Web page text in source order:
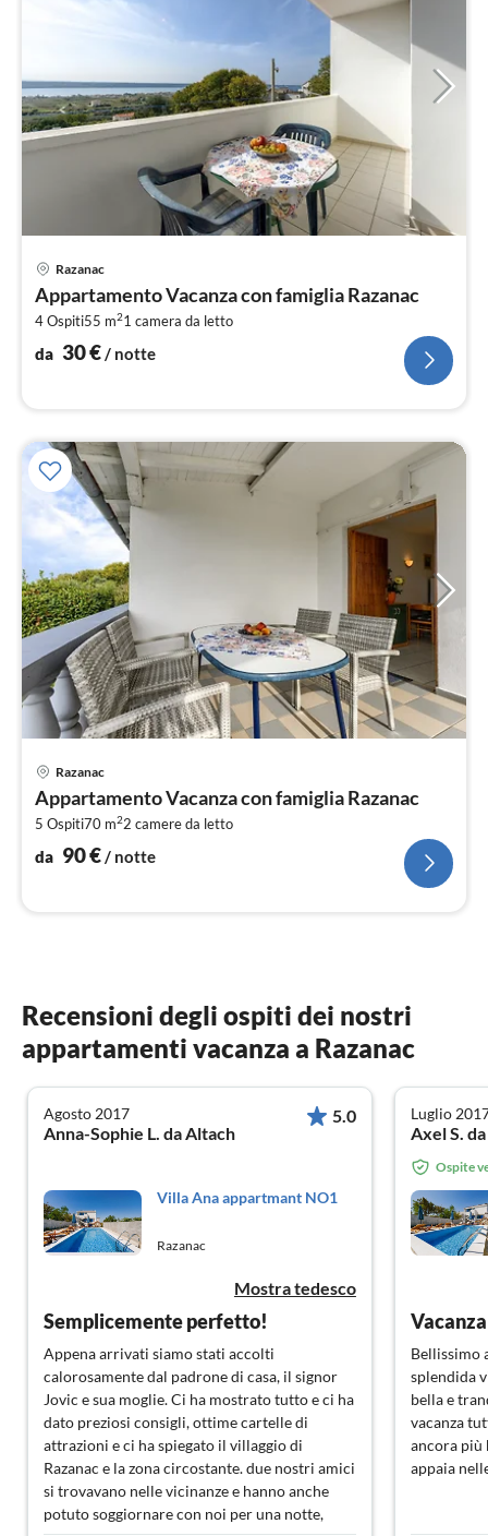
Razanac
Appartamento Vacanza con famiglia Razanac
4 Ospiti55 m21 camera da letto
da 30€ / notte
Razanac
Appartamento Vacanza con famiglia Razanac
5 Ospiti70 m22 camere da letto
da 90€/ notte
Recensioni degli ospiti dei nostri
appartamenti vacanza a Razanac
Agosto 2017
Anna-Sophie L. da Altach
5.0
Villa Ana appartmant NO1
Razanac
Mostra tedesco
Semplicemente perfetto!
Appena arrivati siamo stati accolti
calorosamente dal padrone di casa, il signor
Jovic e sua moglie. Ci ha mostrato tutto e ci ha
dato preziosi consigli, ottime cartelle di
attrazioni e ci ha spiegato il villaggio di
Razanac e la zona circostante. due nostri amici
si trovavano nelle vicinanze e hanno anche
potuto soggiornare con noi per una notte,
Luglio
Ospite
Bellissimo
splendida
bella e
vacanza
ancora più
appaia